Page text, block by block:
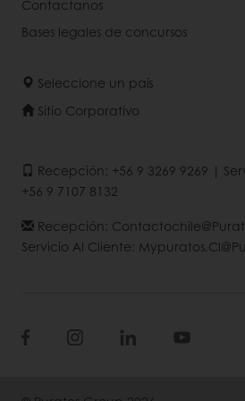
Contactanos
Bases legales de concursos
Seleccione un país
Sitio Corporativo
Recepción: +56 9 3269 9269 |
+56 9 7107 8132
Recepción:
Servicio Al Cliente: